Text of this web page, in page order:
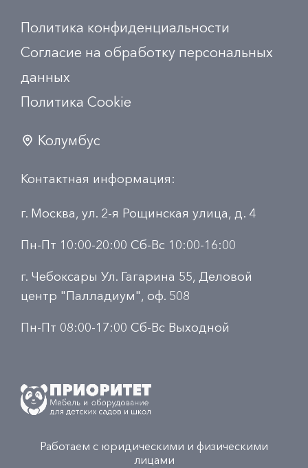
Политика конфиденциальности
Согласие на обработку персональных
данных
Политика Сookie
Колумбус
Контактная информация:
г. Москва, ул. 2-я Рощинская улица, д. 4
Пн-Пт 10:00-20:00 Сб-Вс 10:00-16:00
г. Чебоксары Ул. Гагарина 55, Деловой
центр "Палладиум", оф. 508
Пн-Пт 08:00-17:00 Сб-Вс Выходной
Работаем с юридическими и физическими
лицами